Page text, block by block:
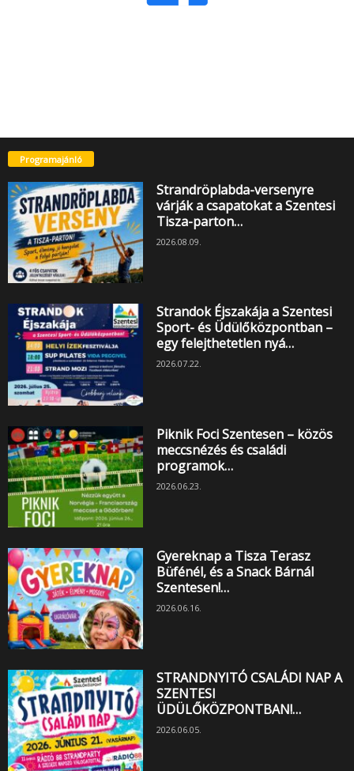
Programajánló
Strandröplabda-versenyre
várják a csapatokat a Szentesi
Tisza-parton…
2026.08.09.
Strandok Éjszakája a Szentesi
Sport- és Üdülőközpontban –
egy felejthetetlen nyá…
2026.07.22.
Piknik Foci Szentesen – közös
meccsnézés és családi
programok…
2026.06.23.
Gyereknap a Tisza Terasz
Büfénél, és a Snack Bárnál
Szentesen!…
2026.06.16.
STRANDNYITÓ CSALÁDI NAP A
SZENTESI
ÜDÜLŐKÖZPONTBAN!…
2026.06.05.